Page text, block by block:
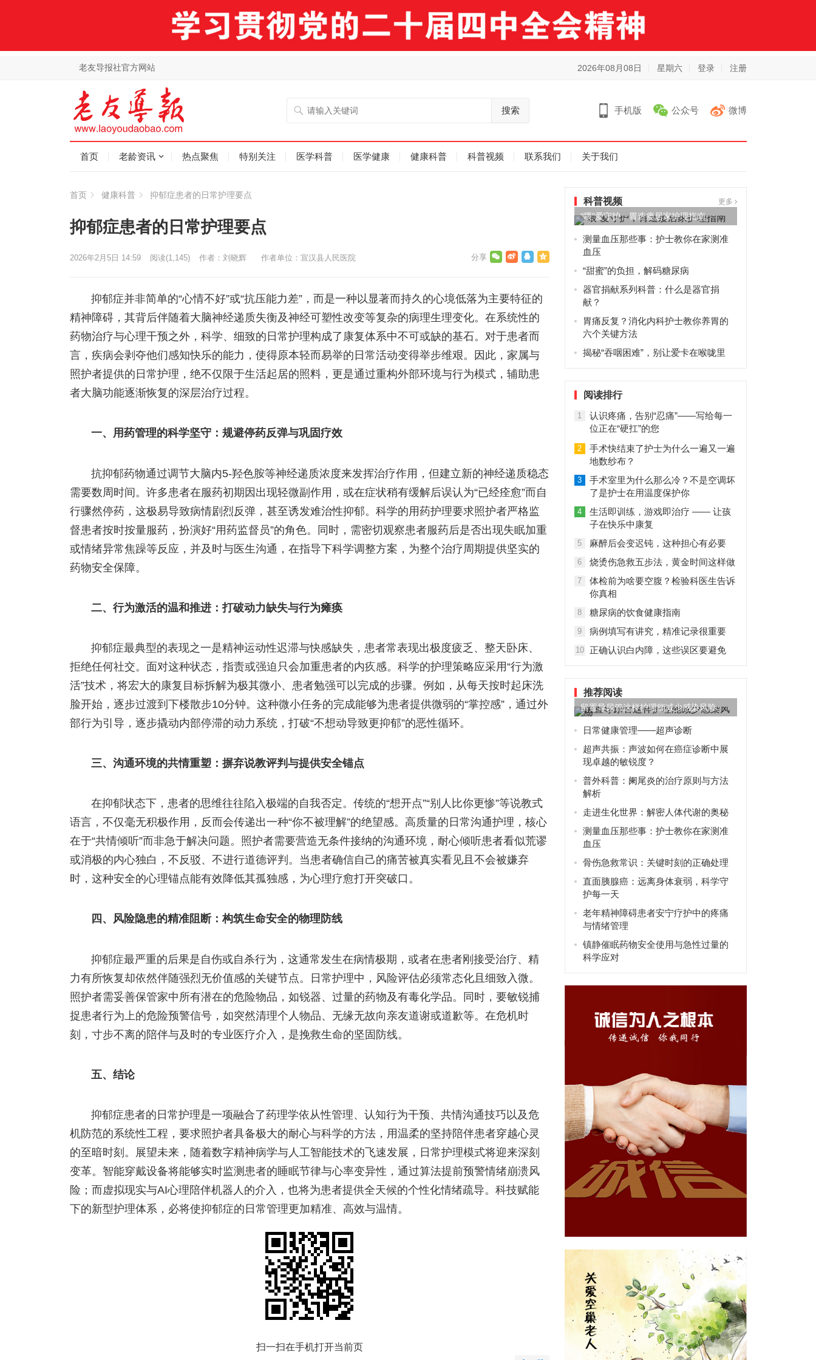
老友导报社官方网站 2026年08月08日 星期六 登录 注册
搜索 手机版 公众号 微博
首页 老龄资讯 热点聚焦 特别关注 医学科普 医学健康 健康科普 科普视频 联系我们 关于我们
首页 健康科普 抑郁症患者的日常护理要点
抑郁症患者的日常护理要点
作者：刘晓辉 作者单位：宣汉县人民医院
2026年2月5日 14:59 阅读(1,145)
抑郁症并非简单的“心情不好”或“抗压能力差”，而是一种以显著而持久的心境低落为主要特征的
精神障碍，其背后伴随着大脑神经递质失衡及神经可塑性改变等复杂的病理生理变化。在系统性的
药物治疗与心理干预之外，科学、细致的日常护理构成了康复体系中不可或缺的基石。对于患者而
言，疾病会剥夺他们感知快乐的能力，使得原本轻而易举的日常活动变得举步维艰。因此，家属与
照护者提供的日常护理，绝不仅限于生活起居的照料，更是通过重构外部环境与行为模式，辅助患
者大脑功能逐渐恢复的深层治疗过程。
一、用药管理的科学坚守：规避停药反弹与巩固疗效
抗抑郁药物通过调节大脑内5-羟色胺等神经递质浓度来发挥治疗作用，但建立新的神经递质稳态
需要数周时间。许多患者在服药初期因出现轻微副作用，或在症状稍有缓解后误认为“已经痊愈”而自
行骤然停药，这极易导致病情剧烈反弹，甚至诱发难治性抑郁。科学的用药护理要求照护者严格监
督患者按时按量服药，扮演好“用药监督员”的角色。同时，需密切观察患者服药后是否出现失眠加重
或情绪异常焦躁等反应，并及时与医生沟通，在指导下科学调整方案，为整个治疗周期提供坚实的
药物安全保障。
二、行为激活的温和推进：打破动力缺失与行为瘫痪
抑郁症最典型的表现之一是精神运动性迟滞与快感缺失，患者常表现出极度疲乏、整天卧床、
拒绝任何社交。面对这种状态，指责或强迫只会加重患者的内疚感。科学的护理策略应采用“行为激
活”技术，将宏大的康复目标拆解为极其微小、患者勉强可以完成的步骤。例如，从每天按时起床洗
脸开始，逐步过渡到下楼散步10分钟。这种微小任务的完成能够为患者提供微弱的“掌控感”，通过外
部行为引导，逐步撬动内部停滞的动力系统，打破“不想动导致更抑郁”的恶性循环。
三、沟通环境的共情重塑：摒弃说教评判与提供安全锚点
在抑郁状态下，患者的思维往往陷入极端的自我否定。传统的“想开点”“别人比你更惨”等说教式
语言，不仅毫无积极作用，反而会传递出一种“你不被理解”的绝望感。高质量的日常沟通护理，核心
在于“共情倾听”而非急于解决问题。照护者需要营造无条件接纳的沟通环境，耐心倾听患者看似荒谬
或消极的内心独白，不反驳、不进行道德评判。当患者确信自己的痛苦被真实看见且不会被嫌弃
时，这种安全的心理锚点能有效降低其孤独感，为心理疗愈打开突破口。
四、风险隐患的精准阻断：构筑生命安全的物理防线
抑郁症最严重的后果是自伤或自杀行为，这通常发生在病情极期，或者在患者刚接受治疗、精
力有所恢复却依然伴随强烈无价值感的关键节点。日常护理中，风险评估必须常态化且细致入微。
照护者需妥善保管家中所有潜在的危险物品，如锐器、过量的药物及有毒化学品。同时，要敏锐捕
捉患者行为上的危险预警信号，如突然清理个人物品、无缘无故向亲友道谢或道歉等。在危机时
刻，寸步不离的陪伴与及时的专业医疗介入，是挽救生命的坚固防线。
五、结论
抑郁症患者的日常护理是一项融合了药理学依从性管理、认知行为干预、共情沟通技巧以及危
机防范的系统性工程，要求照护者具备极大的耐心与科学的方法，用温柔的坚持陪伴患者穿越心灵
的至暗时刻。展望未来，随着数字精神病学与人工智能技术的飞速发展，日常护理模式将迎来深刻
变革。智能穿戴设备将能够实时监测患者的睡眠节律与心率变异性，通过算法提前预警情绪崩溃风
险；而虚拟现实与AI心理陪伴机器人的介入，也将为患者提供全天候的个性化情绪疏导。科技赋能
下的新型护理体系，必将使抑郁症的日常管理更加精准、高效与温情。
扫一扫在手机打开当前页
科普视频 更多
“喂”爱守护，胃造瘘居家护理指南
测量血压那些事：护士教你在家测准
血压
“甜蜜”的负担，解码糖尿病
器官捐献系列科普：什么是器官捐
献？
胃痛反复？消化内科护士教你养胃的
六个关键方法
揭秘“吞咽困难”，别让爱卡在喉咙里
阅读排行
1
认识疼痛，告别“忍痛”——写给每一
位正在“硬扛”的您
2
手术快结束了护士为什么一遍又一遍
地数纱布？
3
手术室里为什么那么冷？不是空调坏
了是护士在用温度保护你
4
生活即训练，游戏即治疗 —— 让孩
子在快乐中康复
5 麻醉后会变迟钝，这种担心有必要
6 烧烫伤急救五步法，黄金时间这样做
7
体检前为啥要空腹？检验科医生告诉
你真相
8 糖尿病的饮食健康指南
9 病例填写有讲究，精准记录很重要
10 正确认识白内障，这些误区要避免
推荐阅读
留置导尿管这样护理能减少感染风险
日常健康管理——超声诊断
超声共振：声波如何在癌症诊断中展
现卓越的敏锐度？
普外科普：阑尾炎的治疗原则与方法
解析
走进生化世界：解密人体代谢的奥秘
测量血压那些事：护士教你在家测准
血压
骨伤急救常识：关键时刻的正确处理
直面胰腺癌：远离身体衰弱，科学守
护每一天
老年精神障碍患者安宁疗护中的疼痛
与情绪管理
镇静催眠药物安全使用与急性过量的
科学应对